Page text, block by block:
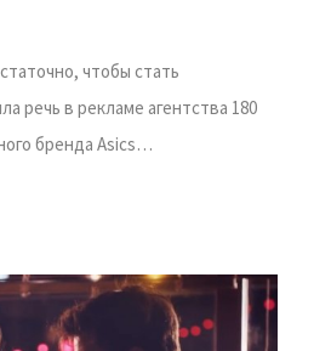
чтобы стать
речь в рекламе агентства 180
бренда Asics…